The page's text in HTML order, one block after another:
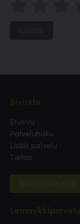
Etusivu
Palveluhaku
Lisää palvelu
Tietoa
Evästeasetukset